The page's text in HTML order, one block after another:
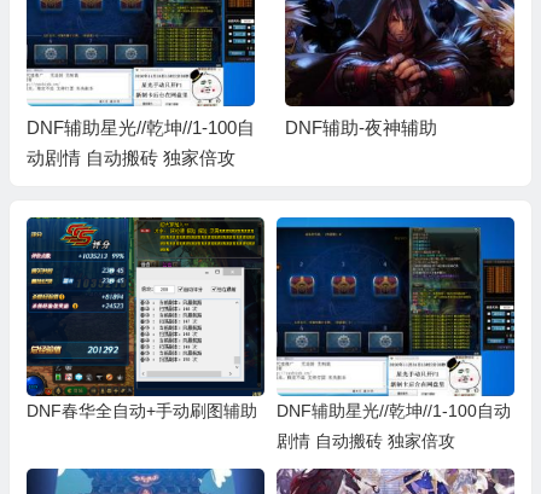
DNF辅助星光//乾坤//1-100自
动剧情 自动搬砖 独家倍攻
DNF辅助-夜神辅助
DNF春华全自动+手动刷图辅助
DNF辅助星光//乾坤//1-100自动
剧情 自动搬砖 独家倍攻